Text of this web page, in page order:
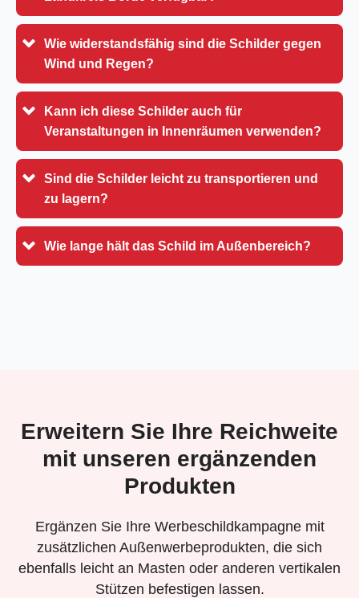
Wie widerstandsfähig sind die Schilder gegen
Wind und Regen?
Kann ich diese Schilder auch für
Veranstaltungen in Innenräumen verwenden?
Sind die Schilder leicht zu transportieren und
zu lagern?
Wie lange hält das Schild im Außenbereich?
Erweitern Sie Ihre Reichweite
mit unseren ergänzenden
Produkten
Ergänzen Sie Ihre Werbeschildkampagne mit
zusätzlichen Außenwerbeprodukten, die sich
ebenfalls leicht an Masten oder anderen vertikalen
Stützen befestigen lassen.